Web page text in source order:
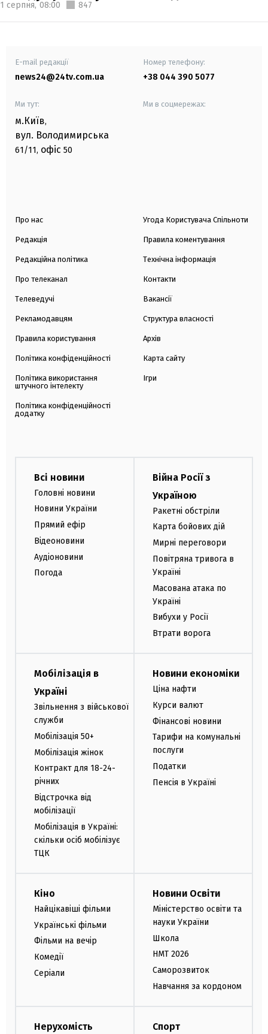
1 серпня, 08:00 847
E-mail редакції
news24@24tv.com.ua
Номер телефону:
+38 044 390 5077
Ми тут:
м.Київ,
вул. Володимирська
61/11, офіс 50
Ми в соцмережах:
Про нас
Редакція
Редакційна політика
Про телеканал
Телеведучі
Рекламодавцям
Правила користування
Політика конфіденційності
Політика використання
штучного інтелекту
Політика конфіденційності
додатку
Угода Користувача Спільноти
Правила коментування
Технічна інформація
Контакти
Вакансії
Структура власності
Архів
Карта сайту
Ігри
Всі новини
Головні новини
Новини України
Прямий ефір
Відеоновини
Аудіоновини
Погода
Війна Росії з
Україною
Ракетні обстріли
Карта бойових дій
Мирні переговори
Повітряна тривога в
Україні
Масована атака по
Україні
Вибухи у Росії
Втрати ворога
Мобілізація в
Україні
Звільнення з військової
служби
Мобілізація 50+
Мобілізація жінок
Контракт для 18-24-
річних
Відстрочка від
мобілізації
Мобілізація в Україні:
скільки осіб мобілізує
ТЦК
Новини економіки
Ціна нафти
Курси валют
Фінансові новини
Тарифи на комунальні
послуги
Податки
Пенсія в Україні
Кіно
Найцікавіші фільми
Українські фільми
Фільми на вечір
Комедії
Серіали
Новини Освіти
Міністерство освіти та
науки України
Школа
НМТ 2026
Саморозвиток
Навчання за кордоном
Нерухомість Спорт